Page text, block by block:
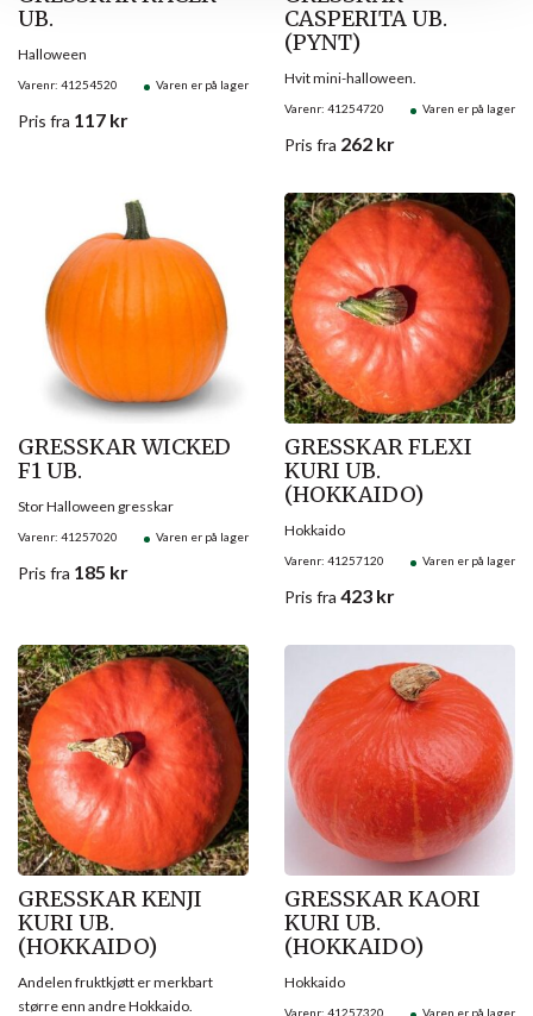
UB.
Varenr: 41254520 Varen er på lager
Halloween
Pris fra 117 kr
CASPERITA UB.
(PYNT)
Varenr: 41254720 Varen er på lager
Hvit mini-halloween.
Pris fra 262 kr
GRESSKAR WICKED
F1 UB.
Varenr: 41257020 Varen er på lager
Stor Halloween gresskar
Pris fra 185 kr
GRESSKAR FLEXI
KURI UB.
(HOKKAIDO)
Varenr: 41257120 Varen er på lager
Hokkaido
Pris fra 423 kr
Salg!
GRESSKAR KENJI
KURI UB.
(HOKKAIDO)
Andelen fruktkjøtt er merkbart
større enn andre Hokkaido.
GRESSKAR KAORI
KURI UB.
(HOKKAIDO)
Varenr: 41257320 Varen er på lager
Hokkaido